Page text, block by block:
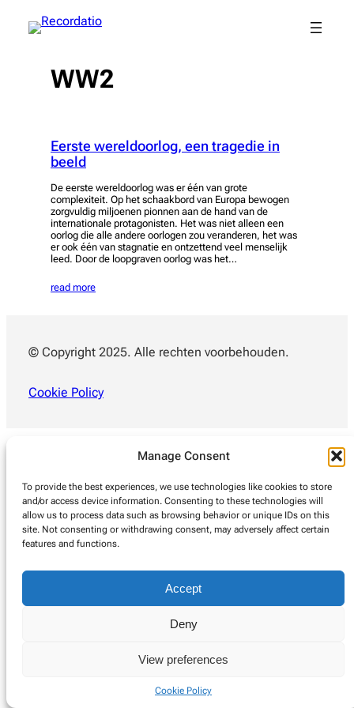
Manage Consent
To provide the best experiences, we use technologies like cookies to store
and/or access device information. Consenting to these technologies will
allow us to process data such as browsing behavior or unique IDs on this
site. Not consenting or withdrawing consent, may adversely affect certain
features and functions.
Accept
Deny
View preferences
Cookie Policy
naar
WW2
Eerste wereldoorlog, een tragedie in
beeld
De eerste wereldoorlog was er één van grote
complexiteit. Op het schaakbord van Europa bewogen
zorgvuldig miljoenen pionnen aan de hand van de
internationale protagonisten. Het was niet alleen een
oorlog die alle andere oorlogen zou veranderen, het was
er ook één van stagnatie en ontzettend veel menselijk
leed. Door de loopgraven oorlog was het…
read more
© Copyright 2025. Alle rechten voorbehouden.
Cookie Policy